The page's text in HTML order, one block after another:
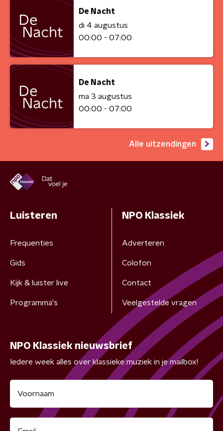
De Nacht
di 4 augustus
00:00 - 07:00
De Nacht
ma 3 augustus
00:00 - 07:00
Alle uitzendingen
Luisteren
Frequenties
Gids
Kijk & luister live
Programma's
NPO Klassiek
Adverteren
Colofon
Contact
Veelgestelde vragen
NPO Klassiek nieuwsbrief
Iedere week alles over klassieke muziek in je mailbox!